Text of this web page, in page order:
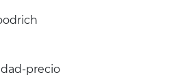
precio